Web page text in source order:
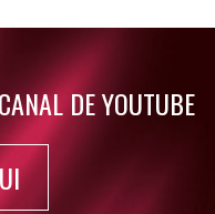
DE YOUTUBE